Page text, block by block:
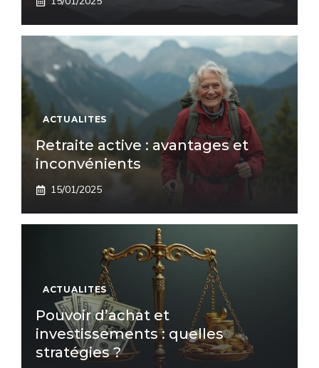
ACTUALITES
Retraite active : avantages et
inconvénients
15/01/2025
ACTUALITES
Pouvoir d’achat et
investissements : quelles
stratégies ?